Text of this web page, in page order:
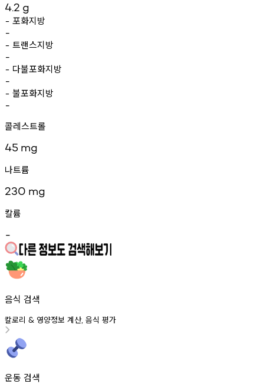
4.2 g
- 포화지방
-
- 트랜스지방
-
- 다불포화지방
-
- 불포화지방
-
콜레스트롤
45 mg
나트륨
230 mg
칼륨
-
음식 검색
칼로리 & 영양정보 계산, 음식 평가
운동 검색